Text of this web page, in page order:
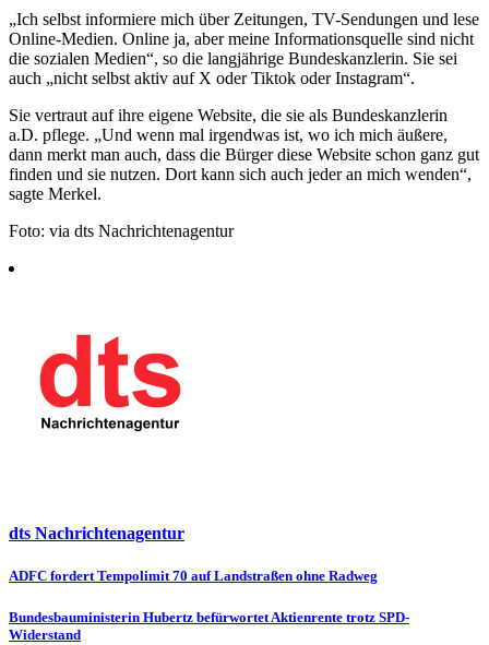
„Ich selbst informiere mich über Zeitungen, TV-Sendungen und lese
Online-Medien. Online ja, aber meine Informationsquelle sind nicht
die sozialen Medien“, so die langjährige Bundeskanzlerin. Sie sei
auch „nicht selbst aktiv auf X oder Tiktok oder Instagram“.
Sie vertraut auf ihre eigene Website, die sie als Bundeskanzlerin
a.D. pflege. „Und wenn mal irgendwas ist, wo ich mich äußere,
dann merkt man auch, dass die Bürger diese Website schon ganz gut
finden und sie nutzen. Dort kann sich auch jeder an mich wenden“,
sagte Merkel.
Foto: via dts Nachrichtenagentur
dts Nachrichtenagentur
Beitragsnavigation
ADFC fordert Tempolimit 70 auf Landstraßen ohne Radweg
Bundesbauministerin Hubertz befürwortet Aktienrente trotz SPD-
Widerstand